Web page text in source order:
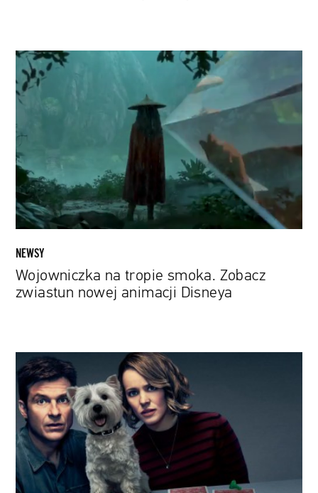
Wojowniczka
na
tropie
Zobacz
zwiastun
nowej
animacji
Disneya
NEWSY
Wojowniczka na tropie smoka. Zobacz
zwiastun nowej animacji Disneya
Olivia,
czyli
psia
aktorka,
która
króluje
ekranach